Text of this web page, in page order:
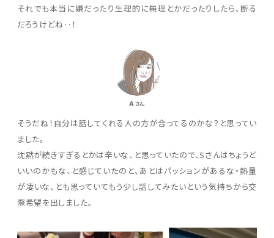
それでも本当に嫌だったり生理的に無理とかだったりしたら、断る
だろうけどね‥！
Aさん
そうだね！自分は話してくれる人の方が合ってるのかな？と思ってい
ました。
沈黙が続きすぎるとかは辛いな、と思っていたので、Sさんはちょうど
いいのかもな、と感じていたのと、あとはパッションがあるな・熱量
が凄いな、とも思っていてもう少し話してみたいという気持ちから交
際希望を出しました。